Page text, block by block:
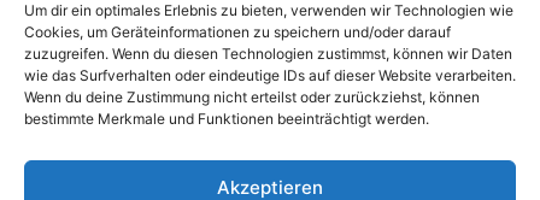
Um dir ein optimales Erlebnis zu bieten, verwenden wir Technologien wie
Cookies, um Geräteinformationen zu speichern und/oder darauf
zuzugreifen. Wenn du diesen Technologien zustimmst, können wir Daten
wie das Surfverhalten oder eindeutige IDs auf dieser Website verarbeiten.
Wenn du deine Zustimmung nicht erteilst oder zurückziehst, können
bestimmte Merkmale und Funktionen beeinträchtigt werden.
Akzeptieren
h
i
v
Unterstützt von: